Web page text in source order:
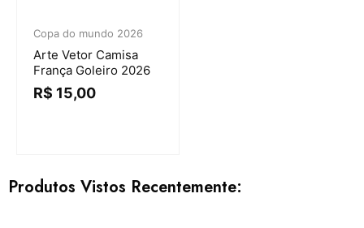
Copa do mundo 2026
Arte Vetor Camisa
França Goleiro 2026
R$ 15,00
Produtos Vistos Recentemente: